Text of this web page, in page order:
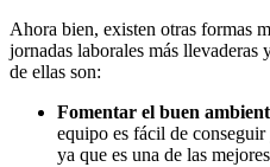
Ahora bien, existen otras formas
jornadas laborales más llevaderas
de ellas son:
Fomentar el buen
equipo es fácil de
ya que es una de las